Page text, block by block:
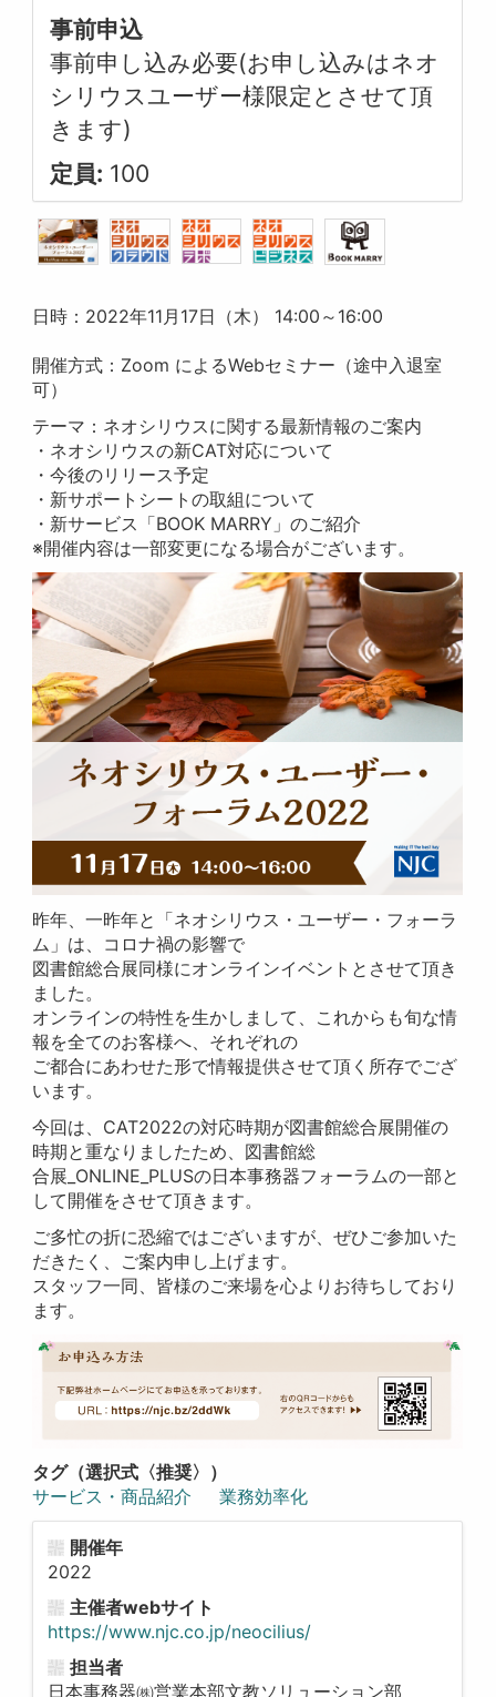
事前申込
事前申し込み必要(お申し込みはネオ
シリウスユーザー様限定とさせて頂
きます)
定員: 100
日時：2022年11月17日（木） 14:00～16:00
開催方式：Zoom によるWebセミナー（途中入退室
可）
テーマ：ネオシリウスに関する最新情報のご案内
・ネオシリウスの新CAT対応について
・今後のリリース予定
・新サポートシートの取組について
・新サービス「BOOK MARRY」のご紹介
※開催内容は一部変更になる場合がございます。
昨年、一昨年と「ネオシリウス・ユーザー・フォーラ
ム」は、コロナ禍の影響で
図書館総合展同様にオンラインイベントとさせて頂き
ました。
オンラインの特性を生かしまして、これからも旬な情
報を全てのお客様へ、それぞれの
ご都合にあわせた形で情報提供させて頂く所存でござ
います。
今回は、CAT2022の対応時期が図書館総合展開催の
時期と重なりましたため、図書館総
合展_ONLINE_PLUSの日本事務器フォーラムの一部と
して開催をさせて頂きます。
ご多忙の折に恐縮ではございますが、ぜひご参加いた
だきたく、ご案内申し上げます。
スタッフ一同、皆様のご来場を心よりお待ちしており
ます。
タグ（選択式〈推奨〉）
サービス・商品紹介
業務効率化
開催年
2022
主催者webサイト
https://www.njc.co.jp/neocilius/
担当者
日本事務器㈱営業本部文教ソリューション部